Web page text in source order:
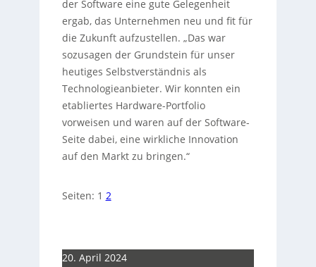
der Software eine gute Gelegenheit
ergab, das Unternehmen neu und fit für
die Zukunft aufzustellen. „Das war
sozusagen der Grundstein für unser
heutiges Selbstverständnis als
Technologieanbieter. Wir konnten ein
etabliertes Hardware-Portfolio
vorweisen und waren auf der Software-
Seite dabei, eine wirkliche Innovation
auf den Markt zu bringen.“
Seiten: 1 2
20. April 2024